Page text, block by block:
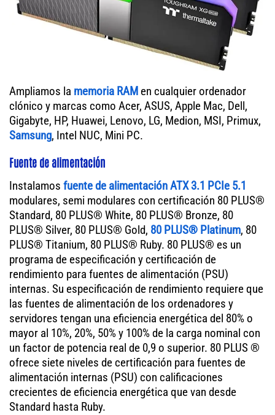
Ampliamos la memoria RAM en cualquier ordenador
clónico y marcas como Acer, ASUS, Apple Mac, Dell,
Gigabyte, HP, Huawei, Lenovo, LG, Medion, MSI, Primux,
Samsung, Intel NUC, Mini PC.
Fuente de alimentación
Instalamos fuente de alimentación ATX 3.1 PCIe 5.1
modulares, semi modulares con certificación 80 PLUS®
Standard, 80 PLUS® White, 80 PLUS® Bronze, 80
PLUS® Silver, 80 PLUS® Gold, 80 PLUS® Platinum, 80
PLUS® Titanium, 80 PLUS® Ruby. 80 PLUS® es un
programa de especificación y certificación de
rendimiento para fuentes de alimentación (PSU)
internas. Su especificación de rendimiento requiere que
las fuentes de alimentación de los ordenadores y
servidores tengan una eficiencia energética del 80% o
mayor al 10%, 20%, 50% y 100% de la carga nominal con
un factor de potencia real de 0,9 o superior. 80 PLUS ®
ofrece siete niveles de certificación para fuentes de
alimentación internas (PSU) con calificaciones
crecientes de eficiencia energética que van desde
Standard hasta Ruby.